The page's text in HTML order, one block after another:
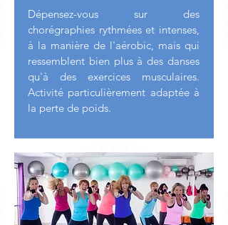
Dépensez-vous sur des
chorégraphies rythmées et intenses,
à la manière de l'aérobic, mais qui
ressemblent bien plus à des danses
qu'à des exercices musculaires.
Activité particulièrement adaptée à
la perte de poids.